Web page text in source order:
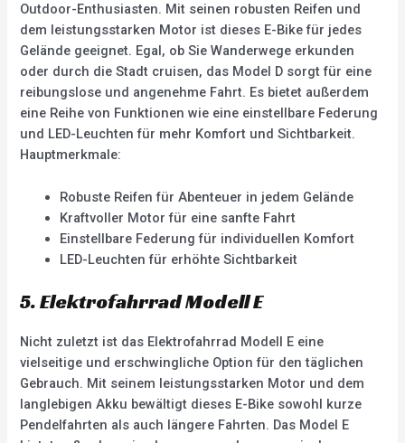
Outdoor-Enthusiasten. Mit seinen robusten Reifen und
dem leistungsstarken Motor ist dieses E-Bike für jedes
Gelände geeignet. Egal, ob Sie Wanderwege erkunden
oder durch die Stadt cruisen, das Model D sorgt für eine
reibungslose und angenehme Fahrt. Es bietet außerdem
eine Reihe von Funktionen wie eine einstellbare Federung
und LED-Leuchten für mehr Komfort und Sichtbarkeit.
Hauptmerkmale:
Robuste Reifen für Abenteuer in jedem Gelände
Kraftvoller Motor für eine sanfte Fahrt
Einstellbare Federung für individuellen Komfort
LED-Leuchten für erhöhte Sichtbarkeit
5. Elektrofahrrad Modell E
Nicht zuletzt ist das Elektrofahrrad Modell E eine
vielseitige und erschwingliche Option für den täglichen
Gebrauch. Mit seinem leistungsstarken Motor und dem
langlebigen Akku bewältigt dieses E-Bike sowohl kurze
Pendelfahrten als auch längere Fahrten. Das Model E